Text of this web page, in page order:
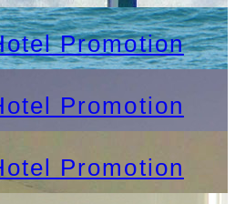
Promotion
Promotion
Promotion